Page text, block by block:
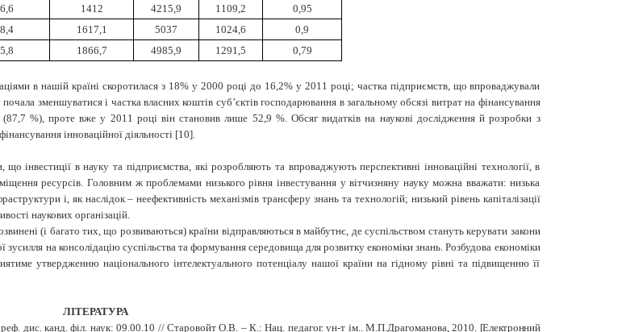
1412 4215,9 1109,2
0,95
1617,1 5037 1024,6
0,9
1866,7 4985,9 1291,5 0,79
в нашій країні скоротилася з 18% у 2000 році до 16,2% у 2011 році; частка підприємств, що впроваджували
зменшуватися і частка власних коштів суб’єктів господарювання в загальному обсязі витрат на фінансування
(87,7 %), проте вже у 2011 році він становив лише 52,9 %.Обсяг видатків на наукові дослідження й розробки з
інноваційної діяльності [10].
що інвестиції в науку та підприємства, які розробляють та впроваджують перспективні інноваційні технології, в
ресурсів. Головним ж проблемами низького рівня інвестування у вітчизняну науку можна вважати: низька
і, як наслідок – неефективність механізмів трансферу знань та технологій; низький рівень капіталізації
наукових організацій.
(і багато тих, що розвиваються) країни відправляються в майбутнє, де суспільством стануть керувати закони
на консолідацію суспільства та формування середовища для розвитку економіки знань. Розбудова економіки
утвердженню національного інтелектуального потенціалу нашої країни на гідному рівні та підвищенню її
ЛІТЕРАТУРА
дис. канд. філ. наук: 09.00.10 // Старовойт О.В. – К.: Нац. педагог. ун-т ім.. М.П.Драгоманова, 2010. [Електронний